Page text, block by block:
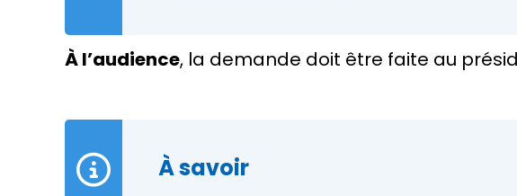
À l’audience, la demande doit être faite au
À savoir